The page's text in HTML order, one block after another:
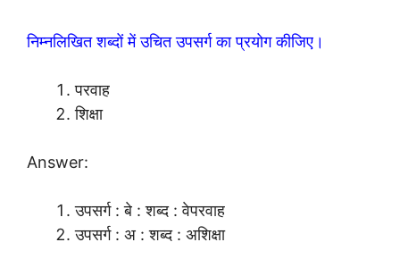
निम्नलिखित शब्दों में उचित उपसर्ग का प्रयोग कीजिए।
परवाह
शिक्षा
Answer:
उपसर्ग : बे : शब्द : वेपरवाह
उपसर्ग : अ : शब्द : अशिक्षा